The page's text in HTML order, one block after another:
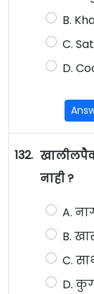
B.
C.
D.
132.
नाही ?
A.
B.
C.
D.